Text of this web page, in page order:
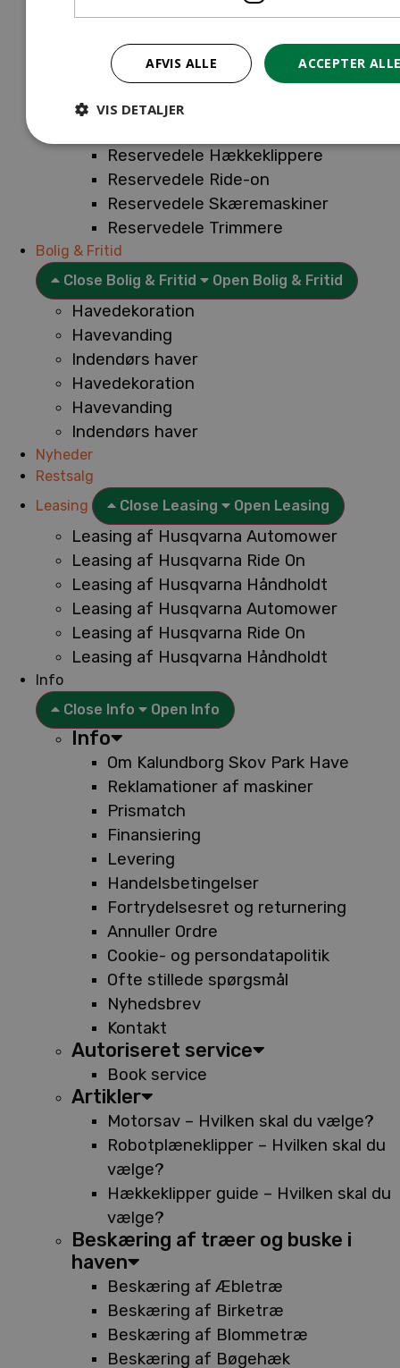
Reservedele Løvblæsere
Reservedele Motorsave
Reservedele Plæneklippere
Reservedele Hækkeklippere
Reservedele Ride-on
Reservedele Skæremaskiner
Reservedele Trimmere
Bolig & Fritid
Close Bolig & Fritid
Open Bolig & Fritid
Havedekoration
Havevanding
Indendørs haver
Havedekoration
Havevanding
Indendørs haver
Nyheder
Restsalg
Leasing
Close Leasing Open Leasing
Leasing af Husqvarna Automower
Leasing af Husqvarna Ride On
Leasing af Husqvarna Håndholdt
Leasing af Husqvarna Automower
Leasing af Husqvarna Ride On
Leasing af Husqvarna Håndholdt
Info
Close Info
Open Info
Info
Om Kalundborg Skov Park Have
Reklamationer af maskiner
Prismatch
Finansiering
Levering
Handelsbetingelser
Fortrydelsesret og returnering
Annuller Ordre
Cookie- og persondatapolitik
Ofte stillede spørgsmål
Nyhedsbrev
Kontakt
Autoriseret service
Book service
Artikler
Motorsav – Hvilken skal du vælge?
Robotplæneklipper – Hvilken skal du
vælge?
Hækkeklipper guide – Hvilken skal du
vælge?
Beskæring af træer og buske i
haven
Beskæring af Æbletræ
Beskæring af Birketræ
Beskæring af Blommetræ
Beskæring af Bøgehæk
ACCEPTER
AFVIS ALLE
VIS DETALJER